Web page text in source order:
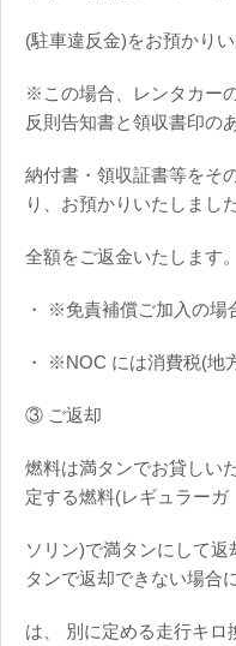
(駐車違反金)をお預かりい
※この場合、レンタカー
反則告知書と領収書印の
納付書・領収証書等をそ
り、お預かりいたしまし
全額をご返金いたします。
・ ※免責補償ご加入の場
・ ※NOC には消費税(地
③ ご返却
燃料は満タンでお貸しい
定する燃料(レギュラーガ
ソリン)で満タンにして
タンで返却できない場合
は、 別に定める走行キ